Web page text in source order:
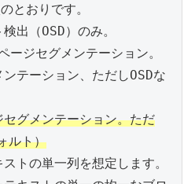
とおりです。
グメンテーション。ただ
ルト）